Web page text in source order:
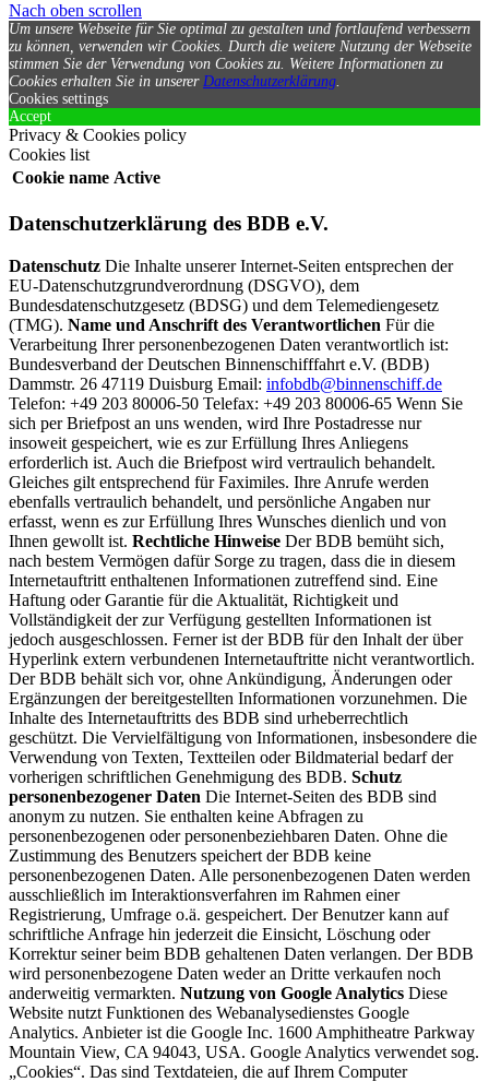
Nach oben scrollen
Um unsere Webseite für Sie optimal zu gestalten und fortlaufend verbessern
zu können, verwenden wir Cookies. Durch die weitere Nutzung der Webseite
stimmen Sie der Verwendung von Cookies zu. Weitere Informationen zu
Cookies erhalten Sie in unserer Datenschutzerklärung.
Cookies settings
Accept
Privacy & Cookies policy
Cookies list
Cookie name Active
Datenschutzerklärung des BDB e.V.
Datenschutz Die Inhalte unserer Internet-Seiten entsprechen der
EU-Datenschutzgrundverordnung (DSGVO), dem
Bundesdatenschutzgesetz (BDSG) und dem Telemediengesetz
(TMG). Name und Anschrift des Verantwortlichen Für die
Verarbeitung Ihrer personenbezogenen Daten verantwortlich ist:
Bundesverband der Deutschen Binnenschifffahrt e.V. (BDB)
Dammstr. 26 47119 Duisburg Email: infobdb@binnenschiff.de
Telefon: +49 203 80006-50 Telefax: +49 203 80006-65 Wenn Sie
sich per Briefpost an uns wenden, wird Ihre Postadresse nur
insoweit gespeichert, wie es zur Erfüllung Ihres Anliegens
erforderlich ist. Auch die Briefpost wird vertraulich behandelt.
Gleiches gilt entsprechend für Faximiles. Ihre Anrufe werden
ebenfalls vertraulich behandelt, und persönliche Angaben nur
erfasst, wenn es zur Erfüllung Ihres Wunsches dienlich und von
Ihnen gewollt ist. Rechtliche Hinweise Der BDB bemüht sich,
nach bestem Vermögen dafür Sorge zu tragen, dass die in diesem
Internetauftritt enthaltenen Informationen zutreffend sind. Eine
Haftung oder Garantie für die Aktualität, Richtigkeit und
Vollständigkeit der zur Verfügung gestellten Informationen ist
jedoch ausgeschlossen. Ferner ist der BDB für den Inhalt der über
Hyperlink extern verbundenen Internetauftritte nicht verantwortlich.
Der BDB behält sich vor, ohne Ankündigung, Änderungen oder
Ergänzungen der bereitgestellten Informationen vorzunehmen. Die
Inhalte des Internetauftritts des BDB sind urheberrechtlich
geschützt. Die Vervielfältigung von Informationen, insbesondere die
Verwendung von Texten, Textteilen oder Bildmaterial bedarf der
vorherigen schriftlichen Genehmigung des BDB. Schutz
personenbezogener Daten Die Internet-Seiten des BDB sind
anonym zu nutzen. Sie enthalten keine Abfragen zu
personenbezogenen oder personenbeziehbaren Daten. Ohne die
Zustimmung des Benutzers speichert der BDB keine
personenbezogenen Daten. Alle personenbezogenen Daten werden
ausschließlich im Interaktionsverfahren im Rahmen einer
Registrierung, Umfrage o.ä. gespeichert. Der Benutzer kann auf
schriftliche Anfrage hin jederzeit die Einsicht, Löschung oder
Korrektur seiner beim BDB gehaltenen Daten verlangen. Der BDB
wird personenbezogene Daten weder an Dritte verkaufen noch
anderweitig vermarkten. Nutzung von Google Analytics Diese
Website nutzt Funktionen des Webanalysedienstes Google
Analytics. Anbieter ist die Google Inc. 1600 Amphitheatre Parkway
Mountain View, CA 94043, USA. Google Analytics verwendet sog.
„Cookies“. Das sind Textdateien, die auf Ihrem Computer